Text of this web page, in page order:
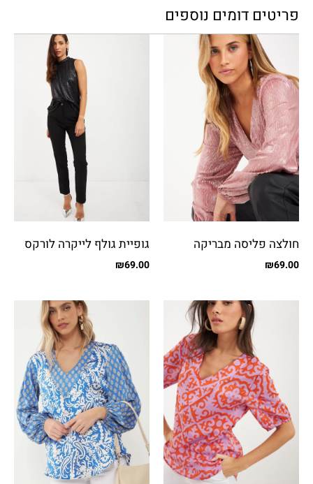
פריטים דומים נוספים
חולצה פליסה מבריקה
₪69.00
גופיית גולף לייקרה לורקס
₪69.00